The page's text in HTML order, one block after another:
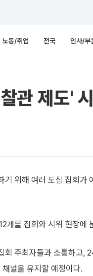
노동/취업 전국 인사/부
관 제도'
기 위해 여러 도심 집회가
개를 집회와 시위 현장에
회 주최자들과 소통하고,
널을 유지할 예정이다.